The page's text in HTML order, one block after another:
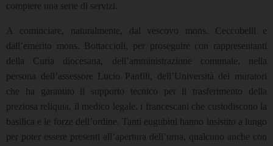
compiere una serie di servizi.
A cominciare, naturalmente, dal vescovo mons. Ceccobelli e
dall’emerito mons. Bottaccioli, per proseguire con rappresentanti
della Curia diocesana, dell’amministrazione comunale, nella
persona dell’assessore Lucio Panfili, dell’Università dei muratori
che ha garantito il supporto tecnico per il trasferimento della
preziosa reliquia, il medico legale, i francescani che custodiscono la
basilica e le forze dell’ordine. Tanti eugubini hanno insistito a lungo
per poter essere presenti all’apertura dell’urna, qualcuno anche con